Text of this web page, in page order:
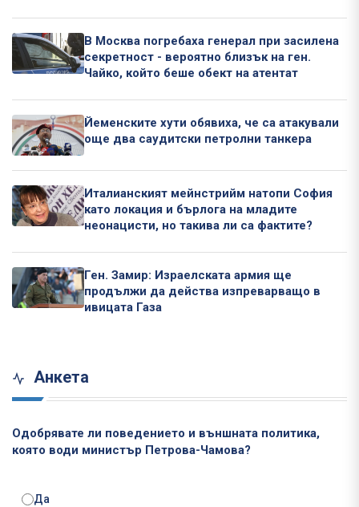
В Москва погребаха генерал при засилена
секретност - вероятно близък на ген.
Чайко, който беше обект на атентат
Йеменските хути обявиха, че са атакували
още два саудитски петролни танкера
Италианският мейнстрийм натопи София
като локация и бърлога на младите
неонацисти, но такива ли са фактите?
Ген. Замир: Израелската армия ще
продължи да действа изпреварващо в
ивицата Газа
Анкета
Одобрявате ли поведението и външната политика,
която води министър Петрова-Чамова?
Да